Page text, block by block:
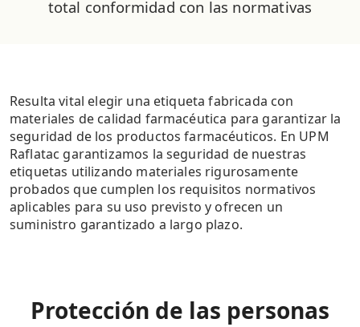
total conformidad con las normativas
Resulta vital elegir una etiqueta fabricada con
materiales de calidad farmacéutica para garantizar la
seguridad de los productos farmacéuticos. En UPM
Raflatac garantizamos la seguridad de nuestras
etiquetas utilizando materiales rigurosamente
probados que cumplen los requisitos normativos
aplicables para su uso previsto y ofrecen un
suministro garantizado a largo plazo.
Protección de las personas